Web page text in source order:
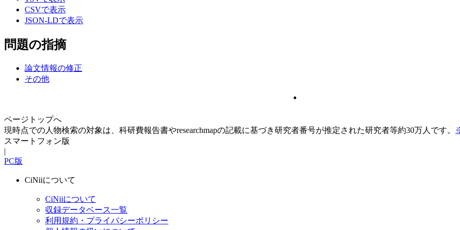
CSVで表示
JSON-LDで表示
問題の指摘
論文情報の修正
その他
ページトップへ
現時点での人物検索の対象は、科研費報告書やresearchmapの記載に基づき研究者番号が推定された研究者等約30万人です。
スマートフォン版
|
PC版
CiNiiについて
CiNiiについて
収録データベース一覧
利用規約・プライバシーポリシー